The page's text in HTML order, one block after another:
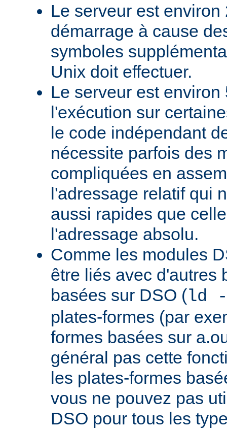
Le serveur est
démarrage à cause
symboles
Unix doit effectuer.
Le serveur est environ
l'exécution sur
le code indépendant
nécessite parfois des
compliquées en
l'adressage relatif qui
aussi rapides que
l'adressage absolu.
Comme les modules
être liés avec d'autres
basées sur DSO (ld
plates-formes (par
formes basées sur
général pas cette
les plates-formes
vous ne pouvez pas
DSO pour tous les